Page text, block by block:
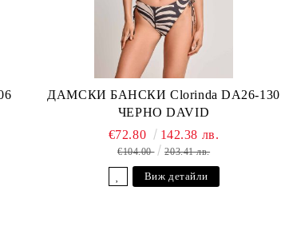
ДАМСКИ БАНСКИ Clorinda DA26-130
ЧЕРНО DAVID
€72.80 142.38 лв.
€104.00 203.41 лв.
Виж детайли